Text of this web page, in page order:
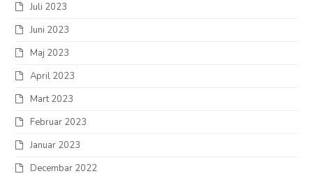
Juli 2023
Juni 2023
Maj 2023
April 2023
Mart 2023
Februar 2023
Januar 2023
Decembar 2022